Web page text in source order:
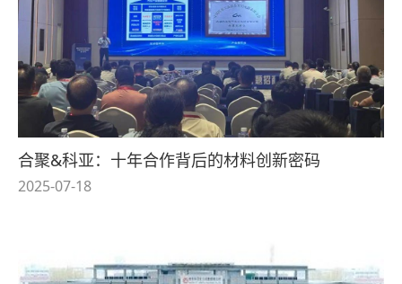
合聚&科亚：十年合作背后的材料创新密码
2025-07-18